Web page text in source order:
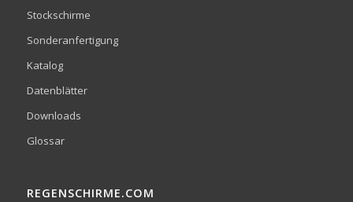
Stockschirme
Sonderanfertigung
Katalog
Datenblätter
Downloads
Glossar
REGENSCHIRME.COM